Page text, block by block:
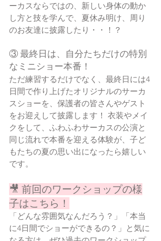
ーカスならではの、新しい身体の動か
し方と技を学んで、夏休み明け、周り
のお友達に披露したり・・！？
③ 最終日は、自分たちだけの特別
なミニショー本番！
ただ練習するだけでなく、最終日には4
日間で作り上げたオリジナルのサーカ
スショーを、保護者の皆さんやゲスト
をお迎えして披露します！ 衣装やメイ
クをして、ふわふわサーカスの公演と
同じ流れで本番を迎える体験が、子ど
もたちの夏の思い出になったら嬉しい
です。
🎥 前回のワークショップの様
子はこちら！
「どんな雰囲気なんだろう？」「本当
に4日間でショーができるの？」と気に